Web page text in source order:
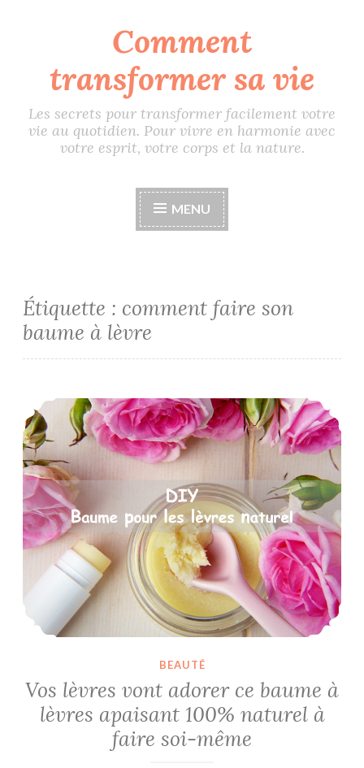
contenu
principal
Comment
transformer sa vie
Les secrets pour transformer facilement votre
vie au quotidien. Pour vivre en harmonie avec
votre esprit, votre corps et la nature.
MENU
Étiquette : comment faire son
baume à lèvre
Vos lèvres vont adorer ce baume à lèvres apaisant 100% naturel à faire soi-même
BEAUTÉ
Vos lèvres vont adorer ce baume à
lèvres apaisant 100% naturel à
faire soi-même